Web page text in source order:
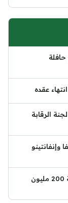
حافلة
عقده
الرقابة
وإنفانتينو
اتفاقية رعاية ضخمة بين ريف والهلال بقيمة 200 مليون